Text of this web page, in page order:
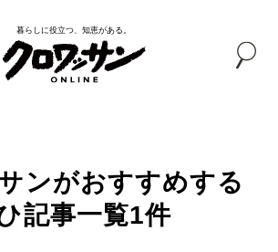
暮らしに役立つ、知恵がある。
ンがおすすめする
記事一覧1件